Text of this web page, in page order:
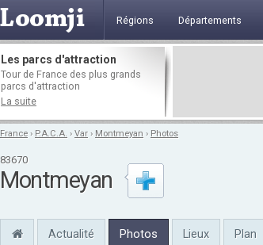
Régions Départements
Les parcs d'attraction
Tour de France des plus grands
parcs d'attraction
La suite
France › P.A.C.A. › Var › Montmeyan › Photos
83670
Montmeyan
Actualité Photos Lieux Plan